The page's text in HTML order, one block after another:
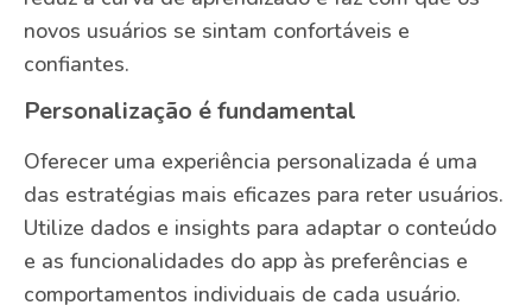
novos usuários se sintam confortáveis e
confiantes.
Personalização é fundamental
Oferecer uma experiência personalizada é uma
das estratégias mais eficazes para reter usuários.
Utilize dados e insights para adaptar o conteúdo
e as funcionalidades do app às preferências e
comportamentos individuais de cada usuário.